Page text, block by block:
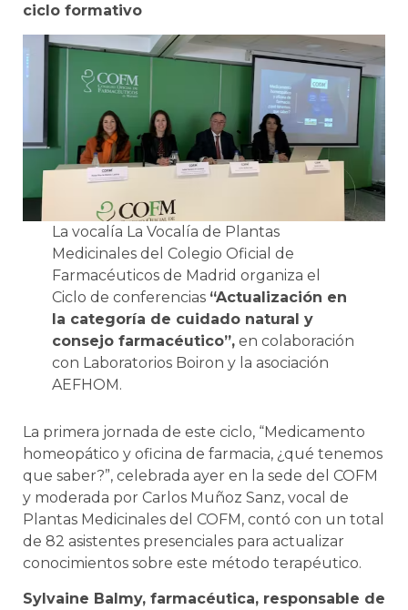
ciclo formativo
La vocalía La Vocalía de Plantas
Medicinales del Colegio Oficial de
Farmacéuticos de Madrid organiza el
Ciclo de conferencias “Actualización en
la categoría de cuidado natural y
consejo farmacéutico”,en colaboración
con Laboratorios Boiron y la asociación
AEFHOM.
La primera jornada de este ciclo, “Medicamento
homeopático y oficina de farmacia, ¿qué tenemos
que saber?”, celebrada ayer en la sede del COFM
y moderada por Carlos Muñoz Sanz, vocal de
Plantas Medicinales del COFM, contó con un total
de 82 asistentes presenciales para actualizar
conocimientos sobre este método terapéutico.
Sylvaine Balmy, farmacéutica, responsable de